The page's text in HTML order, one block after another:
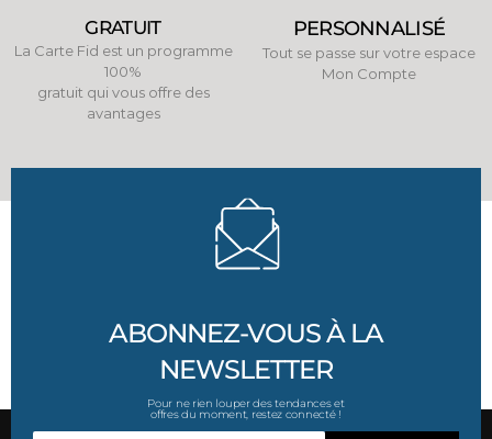
GRATUIT
La Carte Fid est un programme
100%
gratuit qui vous offre des
avantages
PERSONNALISÉ
Tout se passe sur votre espace
Mon Compte
ABONNEZ-VOUS À LA
NEWSLETTER
Pour ne rien louper des tendances et
offres du moment, restez connecté !